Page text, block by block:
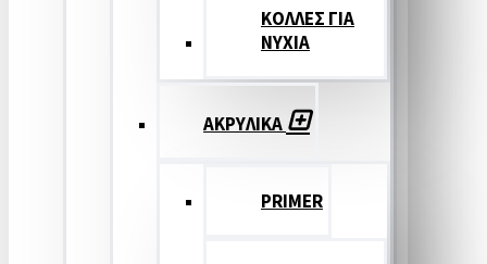
ΚΟΛΛΕΣ ΓΙΑ
ΝΥΧΙΑ
ΑΚΡΥΛΙΚΑ
PRIMER